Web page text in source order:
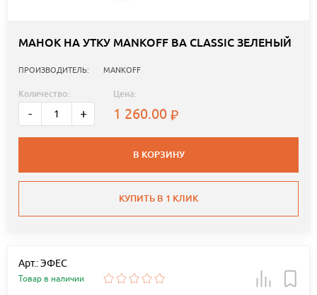
МАНОК НА УТКУ MANKOFF BA CLASSIC ЗЕЛЕНЫЙ
ПРОИЗВОДИТЕЛЬ: MANKOFF
Количество:
- +
Цена:
1 260.00
В КОРЗИНУ
КУПИТЬ В 1 КЛИК
Арт.: ЭФЕС
Товар в наличии